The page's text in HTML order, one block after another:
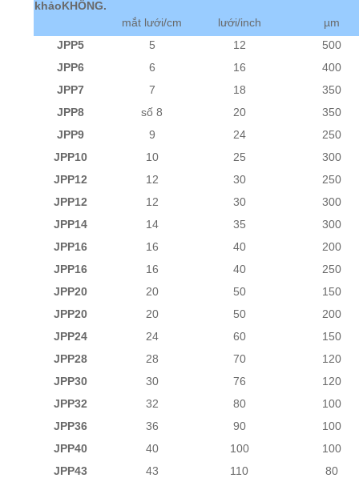
khảoKHÔNG.
mắt lưới/cm
lưới/inch
µm
JPP5
5 12
500
JPP6
6 16
400
JPP7
7 18
350
JPP8
số 8 20
350
JPP9
9 24
250
JPP10
10 25
300
JPP12
12 30
250
JPP12
12 30
300
JPP14
14 35
300
JPP16
16 40
200
JPP16
16 40
250
JPP20
20 50
150
JPP20
20 50
200
JPP24
24 60
150
JPP28
28 70
120
JPP30
30 76
120
JPP32
32 80
100
JPP36
36 90
100
JPP40
40 100
100
JPP43
43 110
80